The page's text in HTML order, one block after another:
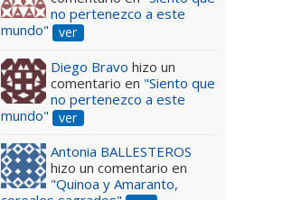
no pertenezco a este
mundo"
ver
Diego Bravo hizo un
comentario en "Siento que
no pertenezco a este
mundo"
ver
Antonia BALLESTEROS
hizo un comentario en
"Quinoa y Amaranto,